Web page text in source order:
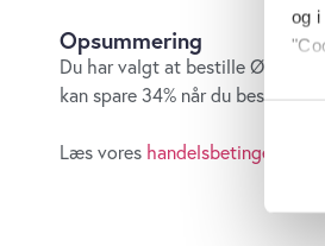
og
Opsummering
Du har valgt at bestille ØU Web
kan spare 34% når du bestiller
Læs vores handelsbetingelser